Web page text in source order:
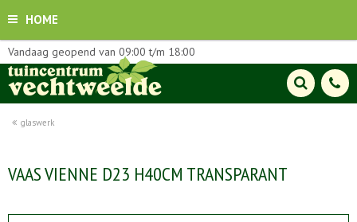
HOME
glaswerk
Vandaag geopend van 09:00 t/m 18:00
VAAS VIENNE D23 H40CM TRANSPARANT